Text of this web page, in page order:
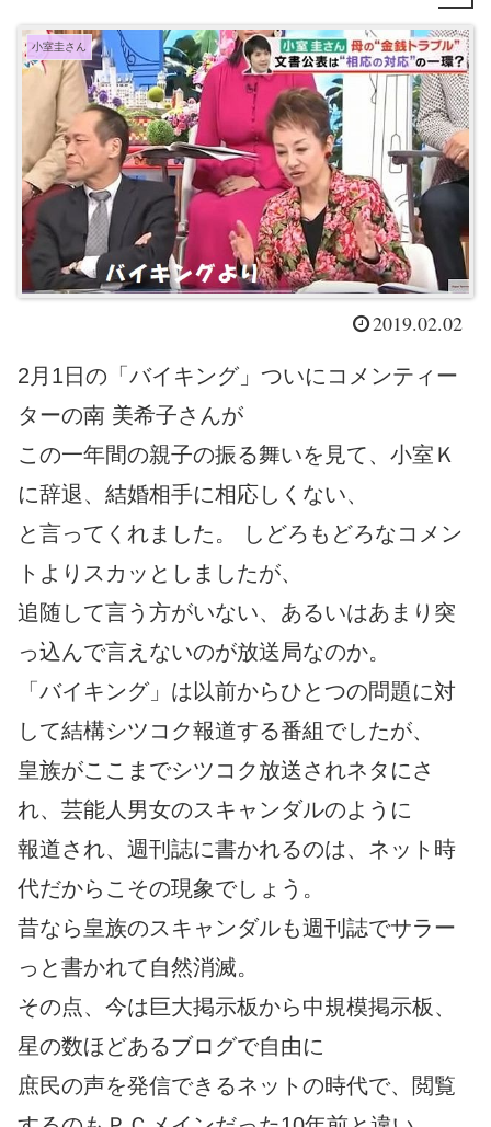
小室圭さん
2019.02.02
2月1日の「バイキング」ついにコメンティー
ターの南 美希子さんが
この一年間の親子の振る舞いを見て、小室Ｋ
に辞退、結婚相手に相応しくない、
と言ってくれました。 しどろもどろなコメン
トよりスカッとしましたが、
追随して言う方がいない、あるいはあまり突
っ込んで言えないのが放送局なのか。
「バイキング」は以前からひとつの問題に対
して結構シツコク報道する番組でしたが、
皇族がここまでシツコク放送されネタにさ
れ、芸能人男女のスキャンダルのように
報道され、週刊誌に書かれるのは、ネット時
代だからこその現象でしょう。
昔なら皇族のスキャンダルも週刊誌でサラー
っと書かれて自然消滅。
その点、今は巨大掲示板から中規模掲示板、
星の数ほどあるブログで自由に
庶民の声を発信できるネットの時代で、閲覧